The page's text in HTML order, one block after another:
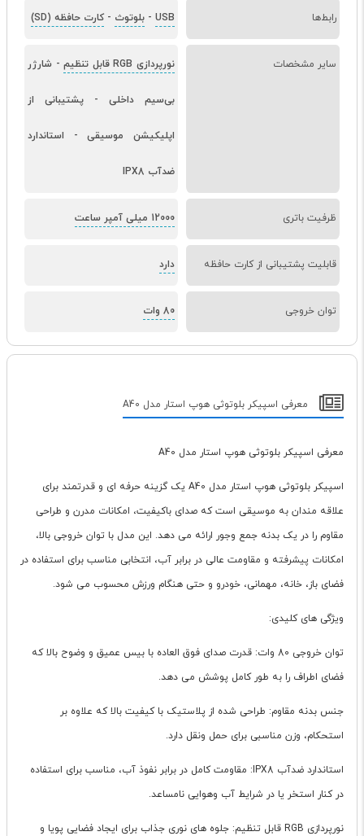
رابط‌ها USB
- بلوتوث - کارت حافظه (SD)
سایر مشخصات نورپردازی RGB قابل تنظیم - شارژر
بی‌سیم داخلی - پشتیبانی از
اپلیکیشن موسیقی- استاندارد
ضدآب IPX8
ظرفیت باتری 12000 میلی آمپر ساعت
قابلیت پشتیبانی از کارت حافظه دارد
توان خروجی 80 وات
معرفی اسپیکر بلوتوثی هوپ استار مدل A40
معرفی اسپیکر بلوتوثی هوپ استار مدل A40
اسپیکر بلوتوثی هوپ استار مدل A40 یک گزینه حرفه ای و قدرتمند برای
علاقه مندان به موسیقی است که صدای باکیفیت، امکانات مدرن و طراحی
مقاوم را در یک بدنه جمع وجور ارائه می دهد. این مدل با توان خروجی بالا،
امکانات پیشرفته و مقاومت عالی در برابر آب، انتخابی مناسب برای استفاده در
فضای باز، خانه، مهمانی، خودرو و حتی هنگام ورزش محسوب می شود.
ویژگی های کلیدی:
توان خروجی 80 وات: قدرت صدای فوق العاده با بیس عمیق و وضوح بالا که
فضای اطراف را به طور کامل پوشش می دهد.
جنس بدنه مقاوم: طراحی شده از پلاستیک با کیفیت بالا که علاوه بر
استحکام، وزن مناسبی برای حمل ونقل دارد.
استاندارد ضدآب IPX8: مقاومت کامل در برابر نفوذ آب، مناسب برای استفاده
در کنار استخر یا در شرایط آب وهوایی نامساعد.
نورپردازی RGB قابل تنظیم: جلوه های نوری جذاب برای ایجاد فضایی پویا و